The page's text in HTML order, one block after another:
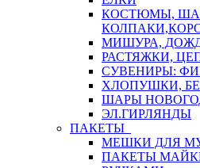
КОСТЮМЫ,
МИШУРА,
РАСТЯЖКИ,
СУВЕНИРЫ:
ХЛОПУШКИ,
ШАРЫ
ЭЛ.ГИРЛЯНДЫ
ПАКЕТЫ
МЕШКИ ДЛЯ
ПАКЕТЫ